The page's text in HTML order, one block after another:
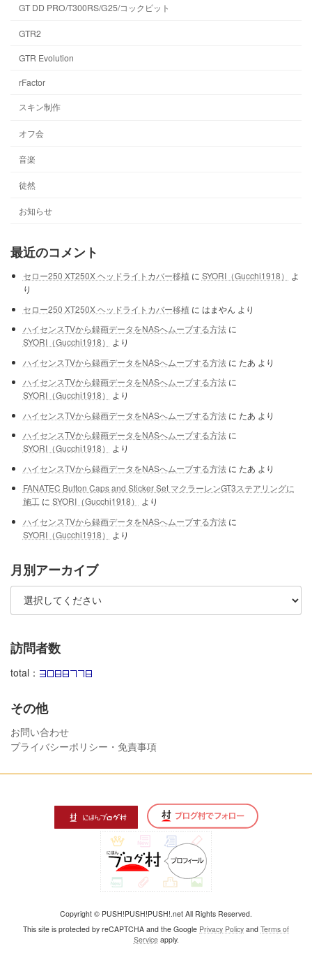
GT DD PRO/T300RS/G25/コックピット
GTR2
GTR Evolution
rFactor
スキン制作
オフ会
音楽
徒然
お知らせ
最近のコメント
セロー250 XT250X ヘッドライトカバー移植 に SYORI（Gucchi1918）
よ
り
セロー250 XT250X ヘッドライトカバー移植 に はまやん より
ハイセンスTVから録画データをNASへムーブする方法に
SYORI（Gucchi1918）
より
ハイセンスTVから録画データをNASへムーブする方法に たあ より
ハイセンスTVから録画データをNASへムーブする方法に
SYORI（Gucchi1918）
より
ハイセンスTVから録画データをNASへムーブする方法に たあ より
ハイセンスTVから録画データをNASへムーブする方法に
SYORI（Gucchi1918）
より
ハイセンスTVから録画データをNASへムーブする方法に たあ より
FANATEC Button Caps and Sticker Set マクラーレンGT3ステアリングに
施工に SYORI（Gucchi1918）
より
ハイセンスTVから録画データをNASへムーブする方法に
SYORI（Gucchi1918）
より
月別アーカイブ
訪問者数
total：
その他
お問い合わせ
プライバシーポリシー・免責事項
Copyright © PUSH!PUSH!PUSH!.net All Rights Reserved.
This site is protected by reCAPTCHA and the Google Privacy Policy and Terms of
Serviceapply.